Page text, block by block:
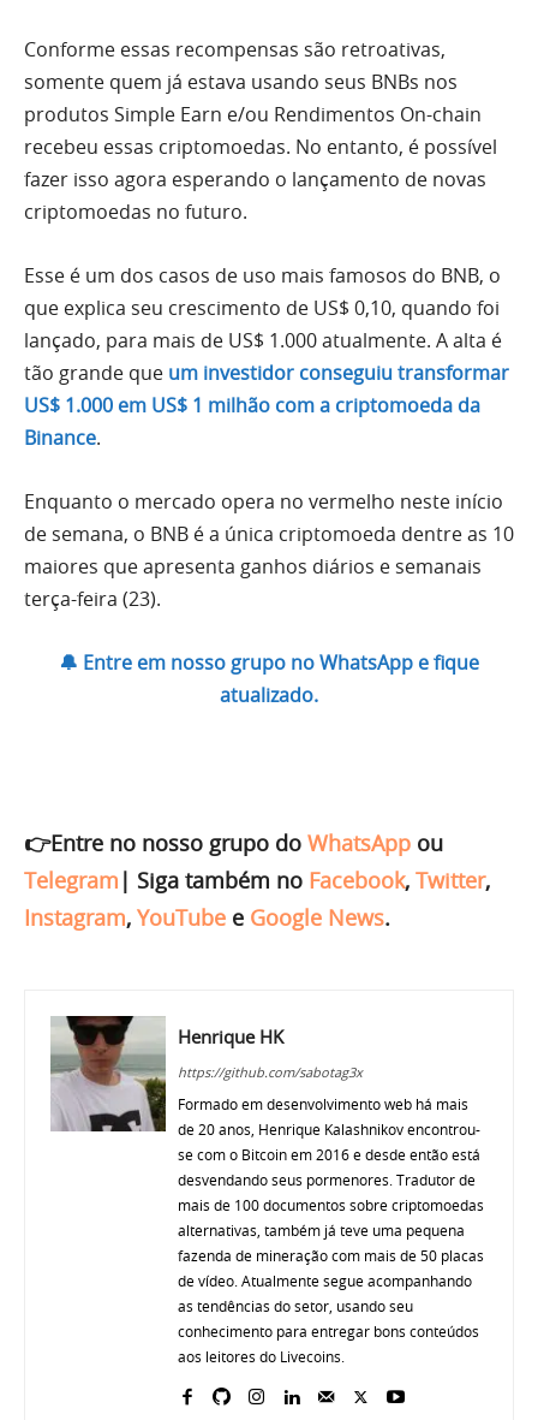
Conforme essas recompensas são retroativas,
somente quem já estava usando seus BNBs nos
produtos Simple Earn e/ou Rendimentos On-chain
recebeu essas criptomoedas. No entanto, é possível
fazer isso agora esperando o lançamento de novas
criptomoedas no futuro.
Esse é um dos casos de uso mais famosos do BNB, o
que explica seu crescimento de US$ 0,10, quando foi
lançado, para mais de US$ 1.000 atualmente. A alta é
tão grande que um investidor conseguiu transformar
US$ 1.000 em US$ 1 milhão com a criptomoeda da
Binance.
Enquanto o mercado opera no vermelho neste início
de semana, o BNB é a única criptomoeda dentre as 10
maiores que apresenta ganhos diários e semanais
terça-feira (23).
🔔 Entre em nosso grupo no WhatsApp e fique
atualizado.
👉Entre no nosso grupo do WhatsApp ou
Telegram | Siga também no Facebook, Twitter,
Instagram, YouTube e Google News.
Henrique HK
https://github.com/sabotag3x
Formado em desenvolvimento web há mais
de 20 anos, Henrique Kalashnikov encontrou-
se com o Bitcoin em 2016 e desde então está
desvendando seus pormenores. Tradutor de
mais de 100 documentos sobre criptomoedas
alternativas, também já teve uma pequena
fazenda de mineração com mais de 50 placas
de vídeo. Atualmente segue acompanhando
as tendências do setor, usando seu
conhecimento para entregar bons conteúdos
aos leitores do Livecoins.